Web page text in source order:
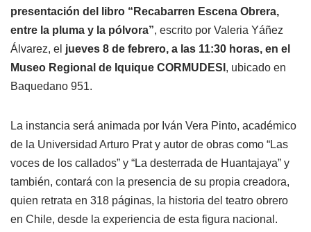
presentación del libro “Recabarren Escena Obrera,
entre la pluma y la pólvora”, escrito por Valeria Yáñez
Álvarez, el jueves 8 de febrero, a las 11:30 horas, en el
Museo Regional de Iquique CORMUDESI , ubicado en
Baquedano 951.
La instancia será animada por Iván Vera Pinto, académico
de la Universidad Arturo Prat y autor de obras como “Las
voces de los callados” y “La desterrada de Huantajaya” y
también, contará con la presencia de su propia creadora,
quien retrata en 318 páginas, la historia del teatro obrero
en Chile, desde la experiencia de esta figura nacional.